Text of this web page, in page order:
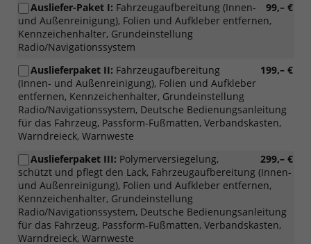
99,– €
Ausliefer-Paket I: Fahrzeugaufbereitung (Innen-
und Außenreinigung), Folien und Aufkleber entfernen,
Kennzeichenhalter, Grundeinstellung
Radio/Navigationssystem
199,– €
Auslieferpaket II: Fahrzeugaufbereitung
(Innen- und Außenreinigung), Folien und Aufkleber
entfernen, Kennzeichenhalter, Grundeinstellung
Radio/Navigationssystem, Deutsche Bedienungsanleitung
für das Fahrzeug, Passform-Fußmatten, Verbandskasten,
Warndreieck, Warnweste
299,– €
Auslieferpaket III: Polymerversiegelung,
schützt und pflegt den Lack, Fahrzeugaufbereitung (Innen-
und Außenreinigung), Folien und Aufkleber entfernen,
Kennzeichenhalter, Grundeinstellung
Radio/Navigationssystem, Deutsche Bedienungsanleitung
für das Fahrzeug, Passform-Fußmatten, Verbandskasten,
Warndreieck, Warnweste